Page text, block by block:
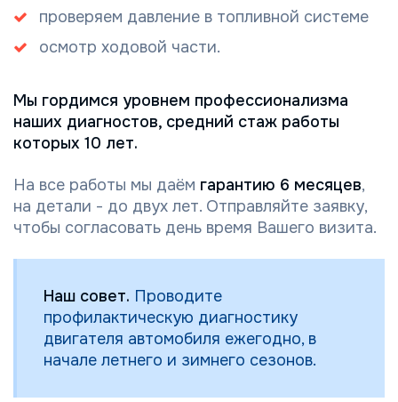
проверяем давление в топливной системе
осмотр ходовой части.
Мы гордимся уровнем профессионализма
наших диагностов, средний стаж работы
которых 10 лет.
На все работы мы даём гарантию 6 месяцев,
на детали - до двух лет. Отправляйте заявку,
чтобы согласовать день время Вашего визита.
Наш совет. Проводите
профилактическую диагностику
двигателя автомобиля ежегодно, в
начале летнего и зимнего сезонов.